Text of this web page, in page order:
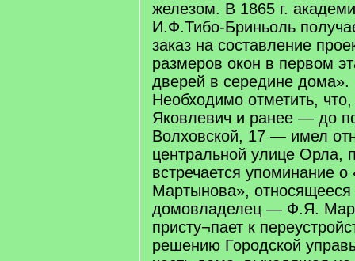
железом. В 1865 г.
И.Ф.Тибо-Бриньоль
заказ на составление
размеров окон в первом
дверей в середине дома».
Необходимо отметить,
Яковлевич и ранее — до
Волховской, 17 — имел
центральной улице Орла,
встречается упоминание о
Мартынова», относящееся
домовладелец — Ф.Я.
присту¬пает к
решению Городской